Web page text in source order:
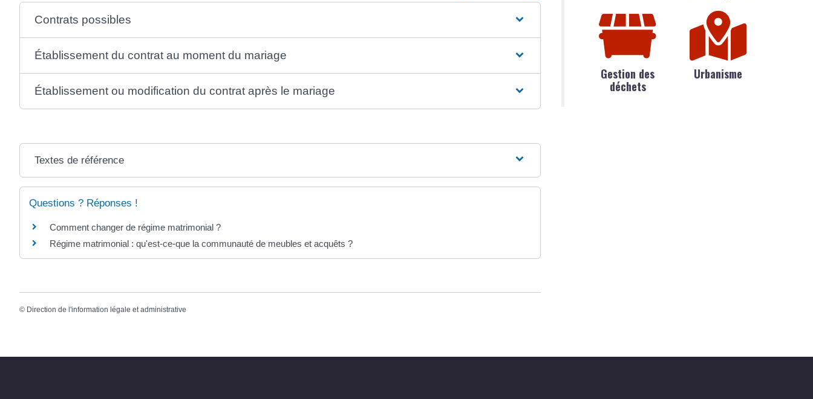
Contrats possibles
Établissement du contrat au moment du mariage
Établissement ou modification du contrat après le mariage
Textes de référence
Questions ? Réponses !
Comment changer de régime matrimonial ?
Régime matrimonial : qu'est-ce-que la communauté de meubles et acquêts ?
© Direction de l'information légale et administrative
Gestion des
déchets
Urbanisme